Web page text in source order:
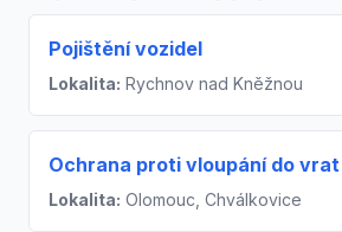
Pojištění vozidel
Lokalita: Rychnov nad Kněžnou
Ochrana proti vloupání do vrat
Lokalita: Olomouc, Chválkovice